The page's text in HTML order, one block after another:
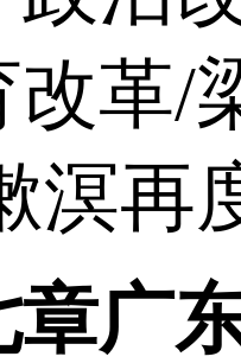
改革/
溟再
章广